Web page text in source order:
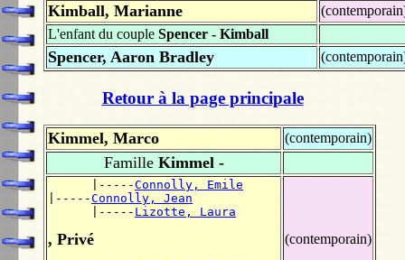
Kimball, Marianne
L'enfant du couple Spencer - Kimball
Spencer, Aaron Bradley
Retour à la page principale
Kimmel, Marco (contemporain)
FamilleKimmel -
      |-----
Connolly, Emile
|-----Connolly, Jean
      |-----
Lizotte, Laura
, Privé (contemporain)